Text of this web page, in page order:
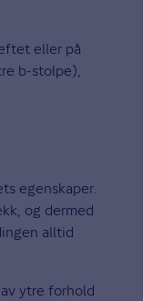
eller på
b-stolpe),
egenskaper.
og dermed
alltid
ytre forhold